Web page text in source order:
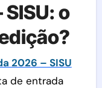
o
2026 – SISU
de entrada